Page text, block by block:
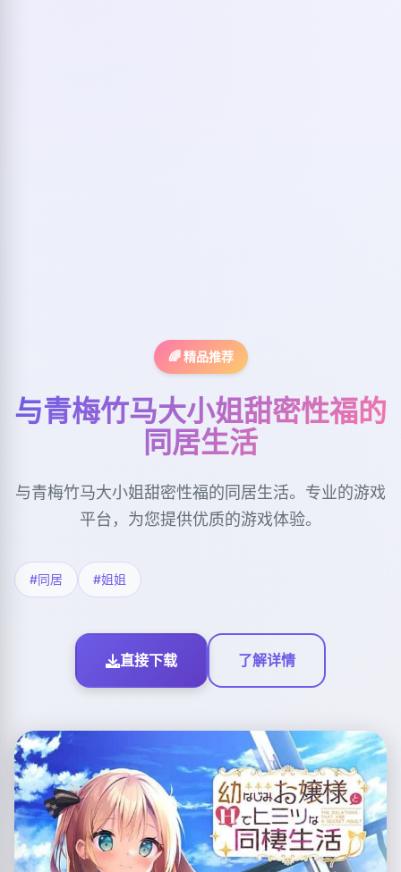
🌈 精品推荐
与青梅竹马大小姐甜密性福的
同居生活
与青梅竹马大小姐甜密性福的同居生活。专业的游戏
平台，为您提供优质的游戏体验。
#同居 #姐姐
直接下载 了解详情